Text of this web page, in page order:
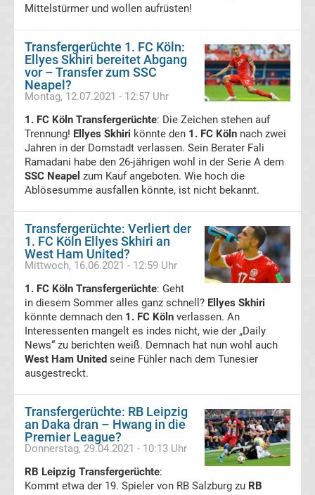
Fußball
WM
Fußball
EM
Frauenfußball
Amateurfußball
Transfergerüchte
Transferticker
-
Meldungen
vom
Transfermarkt
Trainerentlassungen
Mittelstürmer und wollen aufrüsten!
Transfergerüchte 1. FC Köln:
Ellyes Skhiri bereitet Abgang
vor – Transfer zum SSC
Neapel?
Montag, 12.07.2021 - 12:57 Uhr
1. FC Köln Transfergerüchte: Die Zeichen stehen auf
Trennung! Ellyes Skhiri könnte den 1. FC Köln nach zwei
Jahren in der Domstadt verlassen. Sein Berater Fali
Ramadani habe den 26-jährigen wohl in der Serie A dem
SSC Neapel zum Kauf angeboten. Wie hoch die
Ablösesumme ausfallen könnte, ist nicht bekannt.
Transfergerüchte: Verliert der
1. FC Köln Ellyes Skhiri an
West Ham United?
Mittwoch, 16.06.2021 - 12:59 Uhr
1. FC Köln Transfergerüchte: Geht
in diesem Sommer alles ganz schnell? Ellyes Skhiri
könnte demnach den 1. FC Köln verlassen. An
Interessenten mangelt es indes nicht, wie der „Daily
News“ zu berichten weiß. Demnach hat nun wohl auch
West Ham United seine Fühler nach dem Tunesier
ausgestreckt.
Transfergerüchte: RB Leipzig
an Daka dran – Hwang in die
Premier League?
Donnerstag, 29.04.2021 - 10:13 Uhr
RB Leipzig Transfergerüchte:
Kommt etwa der 19. Spieler von RB Salzburg zu RB